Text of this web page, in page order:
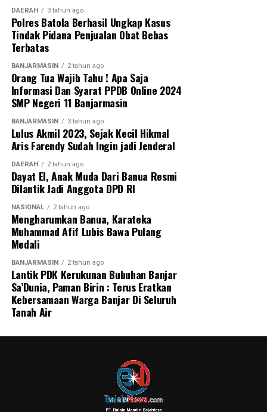
DAERAH 3 tahun ago
Polres Batola Berhasil Ungkap Kasus
Tindak Pidana Penjualan Obat Bebas
Terbatas
BANJARMASIN 2 tahun ago
Orang Tua Wajib Tahu ! Apa Saja
Informasi Dan Syarat PPDB Online 2024
SMP Negeri 11 Banjarmasin
BANJARMASIN 3 tahun ago
Lulus Akmil 2023, Sejak Kecil Hikmal
Aris Farendy Sudah Ingin jadi Jenderal
DAERAH 2 tahun ago
Dayat El, Anak Muda Dari Banua Resmi
Dilantik Jadi Anggota DPD RI
NASIONAL 2 tahun ago
Mengharumkan Banua, Karateka
Muhammad Afif Lubis Bawa Pulang
Medali
BANJARMASIN 2 tahun ago
Lantik PDK Kerukunan Bubuhan Banjar
Sa’Dunia, Paman Birin : Terus Eratkan
Kebersamaan Warga Banjar Di Seluruh
Tanah Air